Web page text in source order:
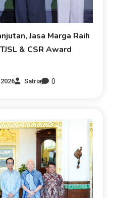
Jasa Marga Raih
& CSR Award
Satria 0